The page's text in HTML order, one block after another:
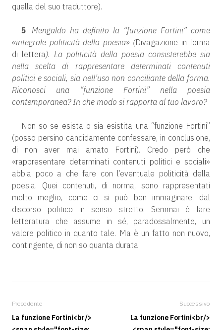
quella del suo traduttore).
5. Mengaldo ha definito la “funzione Fortini” come
«integrale politicità della poesia» (Divagazione in forma
di lettera). La politicità della poesia consisterebbe sia
nella scelta di rappresentare determinati contenuti
politici e sociali, sia nell’uso non conciliante della forma.
Riconosci una “funzione Fortini” nella poesia
contemporanea? In che modo si rapporta al tuo lavoro?
Non so se esista o sia esistita una “funzione Fortini”
(posso persino candidamente confessare, in conclusione,
di non aver mai amato Fortini). Credo però che
«rappresentare determinati contenuti politici e sociali»
abbia poco a che fare con l’eventuale politicità della
poesia. Quei contenuti, di norma, sono rappresentati
molto meglio, come ci si può ben immaginare, dal
discorso politico in senso stretto. Semmai è fare
letteratura che assume in sé, paradossalmente, un
valore politico in quanto tale. Ma è un fatto non nuovo,
contingente, di non so quanta durata.
Precedente
La funzione Fortini<br/>
Successivo
La funzione Fortini<br/>